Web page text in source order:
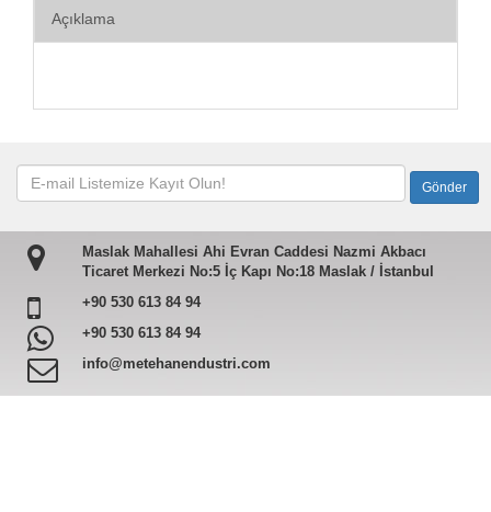
Açıklama
Maslak Mahallesi Ahi Evran Caddesi Nazmi Akbacı
Ticaret Merkezi No:5 İç Kapı No:18 Maslak / İstanbul
+90 530 613 84 94
+90 530 613 84 94
info@metehanendustri.com